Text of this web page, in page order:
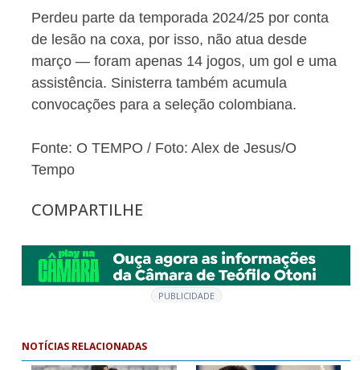
Perdeu parte da temporada 2024/25 por conta
de lesão na coxa, por isso, não atua desde
março — foram apenas 14 jogos, um gol e uma
assistência. Sinisterra também acumula
convocações para a seleção colombiana.
Fonte: O TEMPO / Foto: Alex de Jesus/O
Tempo
COMPARTILHE
PUBLICIDADE
NOTÍCIAS RELACIONADAS